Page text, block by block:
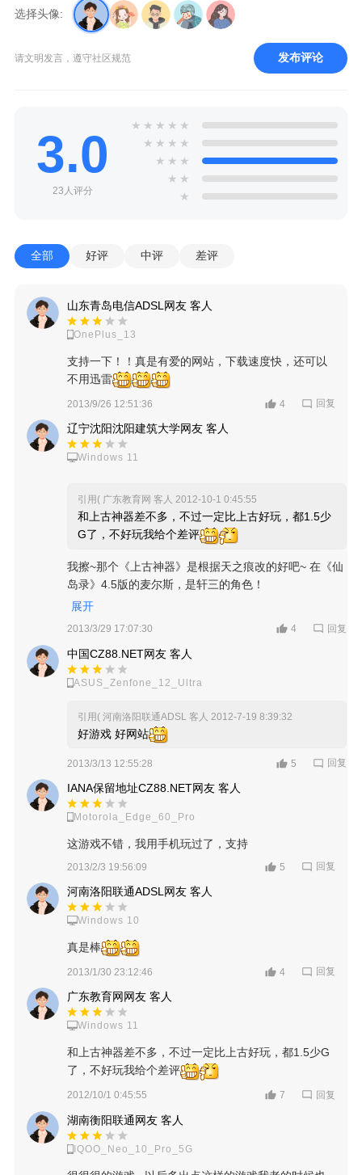
选择头像:
请文明发言，遵守社区规范 发布评论
3.0
23人评分
★ ★ ★ ★ ★
★ ★ ★ ★
★ ★ ★
★ ★
★
全部 好评 中评 差评
山东青岛电信ADSL网友 客人
OnePlus_13
支持一下！！真是有爱的网站，下载速度快，还可以
不用迅雷
2013/9/26 12:51:36 4 回复
辽宁沈阳沈阳建筑大学网友 客人
Windows 11
引用( 广东教育网 客人 2012-10-1 0:45:55
和上古神器差不多，不过一定比上古好玩，都1.5少
G了，不好玩我给个差评
我擦~那个《上古神器》是根据天之痕改的好吧~ 在《仙
岛录》4.5版的麦尔斯，是轩三的角色！
展开
2013/3/29 17:07:30 4 回复
中国CZ88.NET网友 客人
ASUS_Zenfone_12_Ultra
引用( 河南洛阳联通ADSL 客人 2012-7-19 8:39:32
好游戏 好网站
2013/3/13 12:55:28 5 回复
IANA保留地址CZ88.NET网友 客人
Motorola_Edge_60_Pro
这游戏不错，我用手机玩过了，支持
2013/2/3 19:56:09 5 回复
河南洛阳联通ADSL网友 客人
Windows 10
真是棒
2013/1/30 23:12:46 4 回复
广东教育网网友 客人
Windows 11
和上古神器差不多，不过一定比上古好玩，都1.5少G
了，不好玩我给个差评
2012/10/1 0:45:55 7 回复
湖南衡阳联通网友 客人
IQOO_Neo_10_Pro_5G